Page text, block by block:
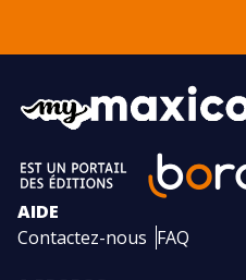
AIDE
Contactez-nous FAQ